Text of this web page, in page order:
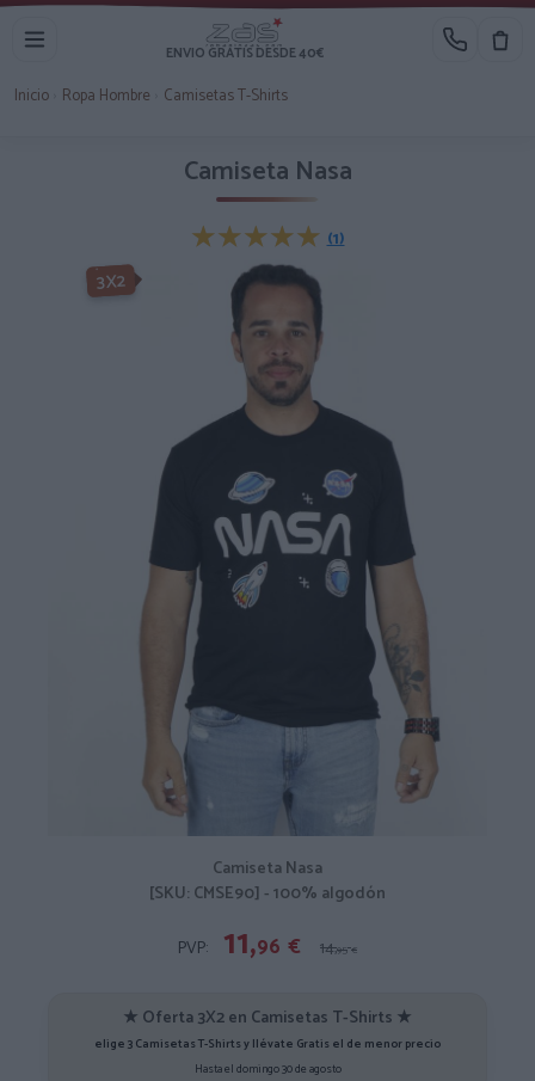
ENVIO GRATIS DESDE 40€
Inicio Ropa Hombre Camisetas T-Shirts
Camiseta Nasa
★★★★★
★★★★★ (1)
-3X2%
3X2
Camiseta Nasa
[SKU: CMSE90] - 100% algodón
PVP:
11,96 € 14,95 €
★ Oferta 3X2 en Camisetas T-Shirts ★
elige 3 Camisetas T-Shirts y llévate Gratis el de menor precio
Hasta el domingo 30 de agosto